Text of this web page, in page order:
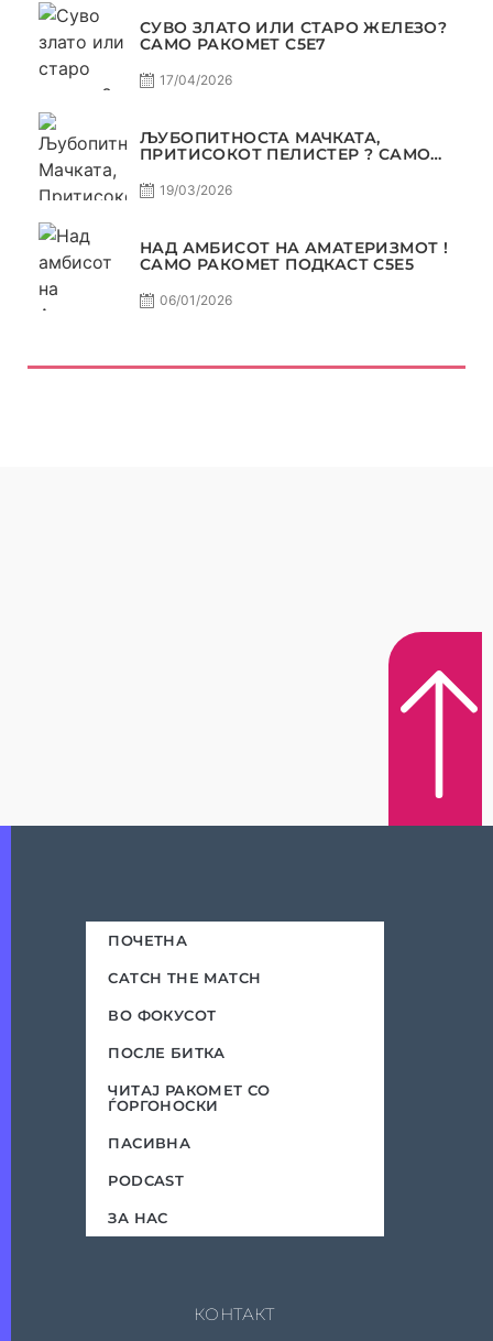
СУВО ЗЛАТО ИЛИ СТАРО ЖЕЛЕЗО?
САМО РАКОМЕТ С5Е7
17/04/2026
ЉУБОПИТНОСТА МАЧКАТА,
ПРИТИСОКОТ ПЕЛИСТЕР ? САМО
19/03/2026
НАД АМБИСОТ НА АМАТЕРИЗМОТ !
САМО РАКОМЕТ ПОДКАСТ С5E5
06/01/2026
ПОЧЕТНА
CATCH THE MATCH
ВО ФОКУСОТ
ПОСЛЕ БИТКА
ЧИТАЈ РАКОМЕТ СО
ЃОРГОНОСКИ
ПАСИВНА
PODCAST
ЗА НАС
КОНТАКТ